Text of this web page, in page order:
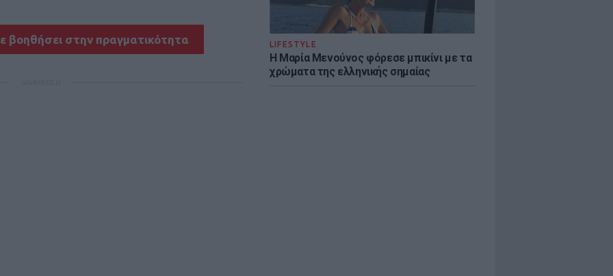
LIFESTYLE
Η Μαρία Μενούνος φόρεσε μπικίνι με τα
χρώματα της ελληνικής σημαίας
βοηθήσει στην πραγματικότητα